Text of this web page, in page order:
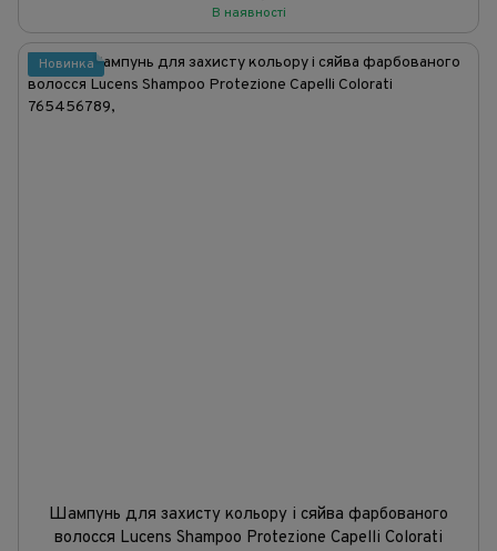
В наявності
Новинка
Шампунь для захисту кольору і сяйва фарбованого
волосся Lucens Shampoo Protezione Capelli Colorati